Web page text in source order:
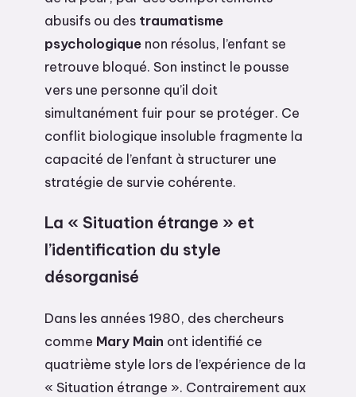
abusifs ou des traumatisme
psychologique non résolus, l’enfant se
retrouve bloqué. Son instinct le pousse
vers une personne qu’il doit
simultanément fuir pour se protéger. Ce
conflit biologique insoluble fragmente la
capacité de l’enfant à structurer une
stratégie de survie cohérente.
La « Situation étrange » et
l’identification du style
désorganisé
Dans les années 1980, des chercheurs
comme Mary Main ont identifié ce
quatrième style lors de l’expérience de la
« Situation étrange ». Contrairement aux